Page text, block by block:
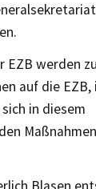
EZB werden
auf die EZB,
in diesem